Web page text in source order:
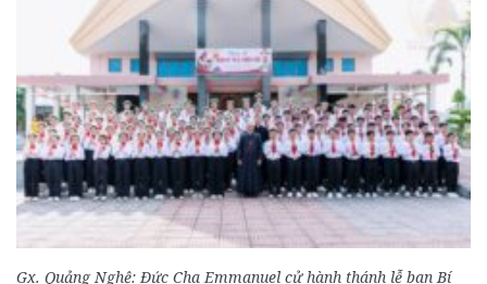
Gx. Quảng Nghệ: Đức Cha Emmanuel cử hành thánh lễ ban Bí